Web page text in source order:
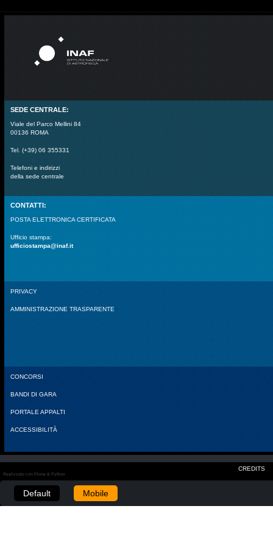
SEDE CENTRALE:
Viale del Parco Mellini 84
00136 ROMA
Tel. (+39) 06 355331
Telefoni e indirizzi
della sede centrale
CONTATTI:
POSTA ELETTRONICA CERTIFICATA
Ufficio stampa:
ufficiostampa@inaf.it
PRIVACY
AMMINISTRAZIONE TRASPARENTE
CONCORSI
BANDI DI GARA
PORTALE APPALTI
ACCESSIBILITÀ
CREDITS
Realizzato con Plone & Python
Default Mobile